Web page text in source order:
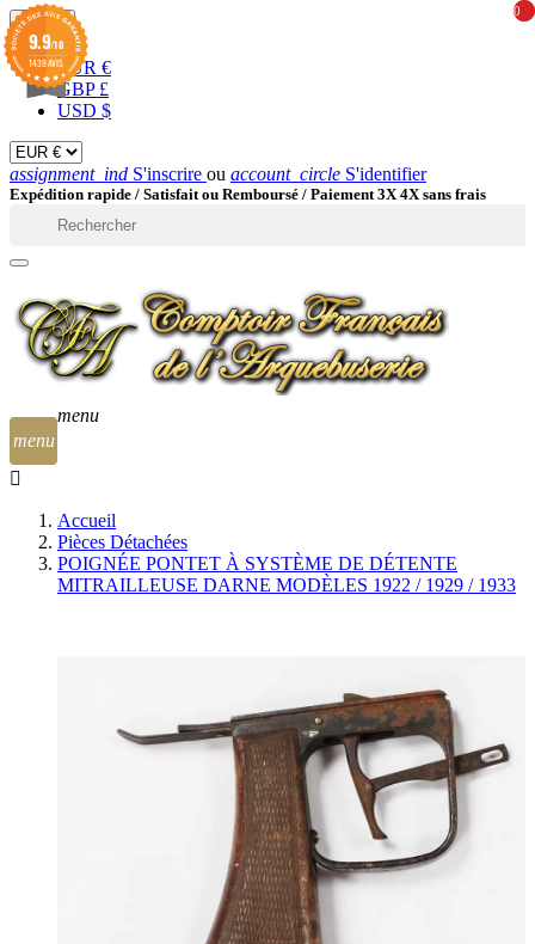
EUR 
EUR €
GBP £
USD $
assignment_ind S'inscrire ou account_circle S'identifier
Expédition rapide / Satisfait ou Remboursé / Paiement 3X 4X sans frais
menu
0
0
menu
Accueil
Pièces Détachées
POIGNÉE PONTET À SYSTÈME DE DÉTENTE
MITRAILLEUSE DARNE MODÈLES 1922 / 1929 / 1933
9.9/10
1439 AVIS